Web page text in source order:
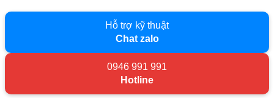
Hỗ trợ kỹ thuật
Chat zalo
0946 991 991
Hotline